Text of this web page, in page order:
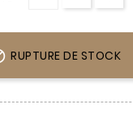
RUPTURE DE STOCK